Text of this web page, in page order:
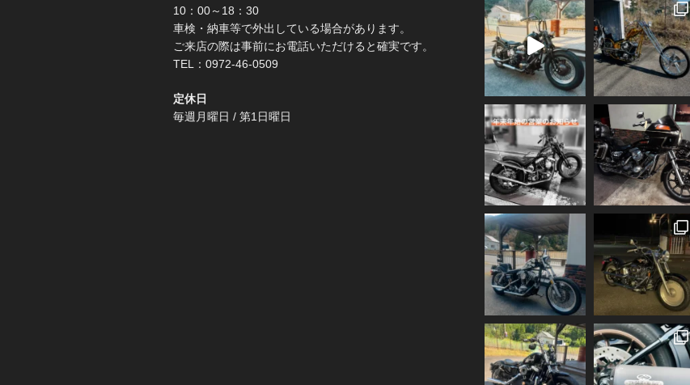
10：00～18：30
車検・納車等で外出している場合があります。
ご来店の際は事前にお電話いただけると確実です。
TEL：0972-46-0509
定休日
毎週月曜日 / 第1日曜日